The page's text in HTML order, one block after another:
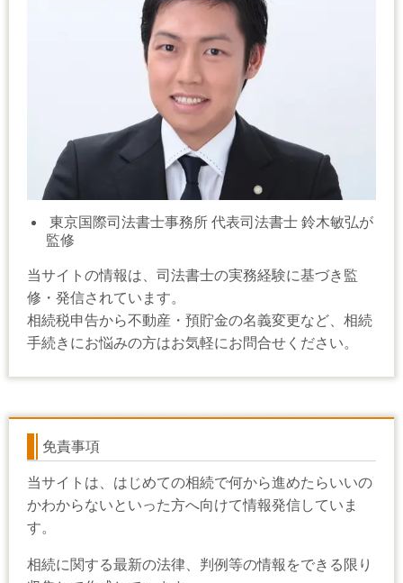
東京国際司法書士事務所 代表司法書士 鈴木敏弘が
監修
当サイトの情報は、司法書士の実務経験に基づき監
修・発信されています。
相続税申告から不動産・預貯金の名義変更など、相続
手続きにお悩みの方はお気軽にお問合せください。
免責事項
当サイトは、はじめての相続で何から進めたらいいの
かわからないといった方へ向けて情報発信していま
す。
相続に関する最新の法律、判例等の情報をできる限り